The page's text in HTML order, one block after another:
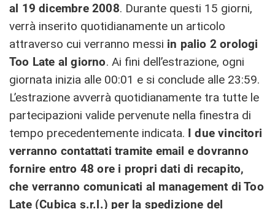
al 19 dicembre 2008. Durante questi 15 giorni,
verrà inserito quotidianamente un articolo
attraverso cui verranno messi in palio 2 orologi
Too Late al giorno. Ai fini dell’estrazione, ogni
giornata inizia alle 00:01 e si conclude alle 23:59.
L’estrazione avverrà quotidianamente tra tutte le
partecipazioni valide pervenute nella finestra di
tempo precedentemente indicata. I due vincitori
verranno contattati tramite email e dovranno
fornire entro 48 ore i propri dati di recapito,
che verranno comunicati al management di Too
Late (Cubica s.r.l.) per la spedizione del